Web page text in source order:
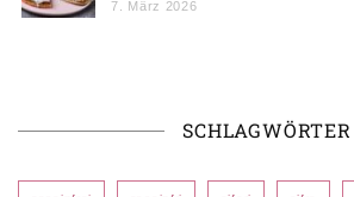
7. März 2026
SCHLAGWÖRTER